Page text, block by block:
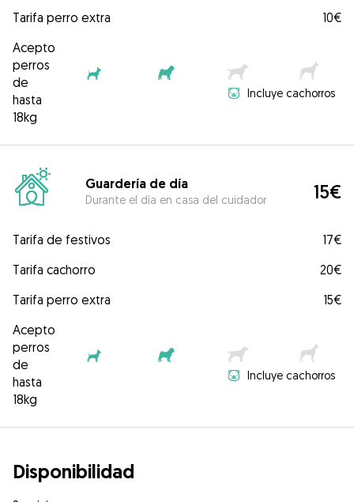
Tarifa perro extra
10€
Acepto
perros
de
hasta
18kg
Incluye cachorros
Guardería de día
Durante el día en casa del cuidador 15€
Tarifa de festivos
17€
Tarifa cachorro
20€
Tarifa perro extra
15€
Acepto
perros
de
hasta
18kg
Incluye cachorros
Disponibilidad